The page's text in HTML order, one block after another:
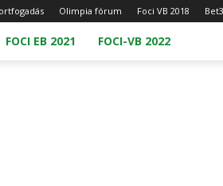
Olimpia fórum Foci VB 2018
FOCI EB 2021 FOCI-VB 2022